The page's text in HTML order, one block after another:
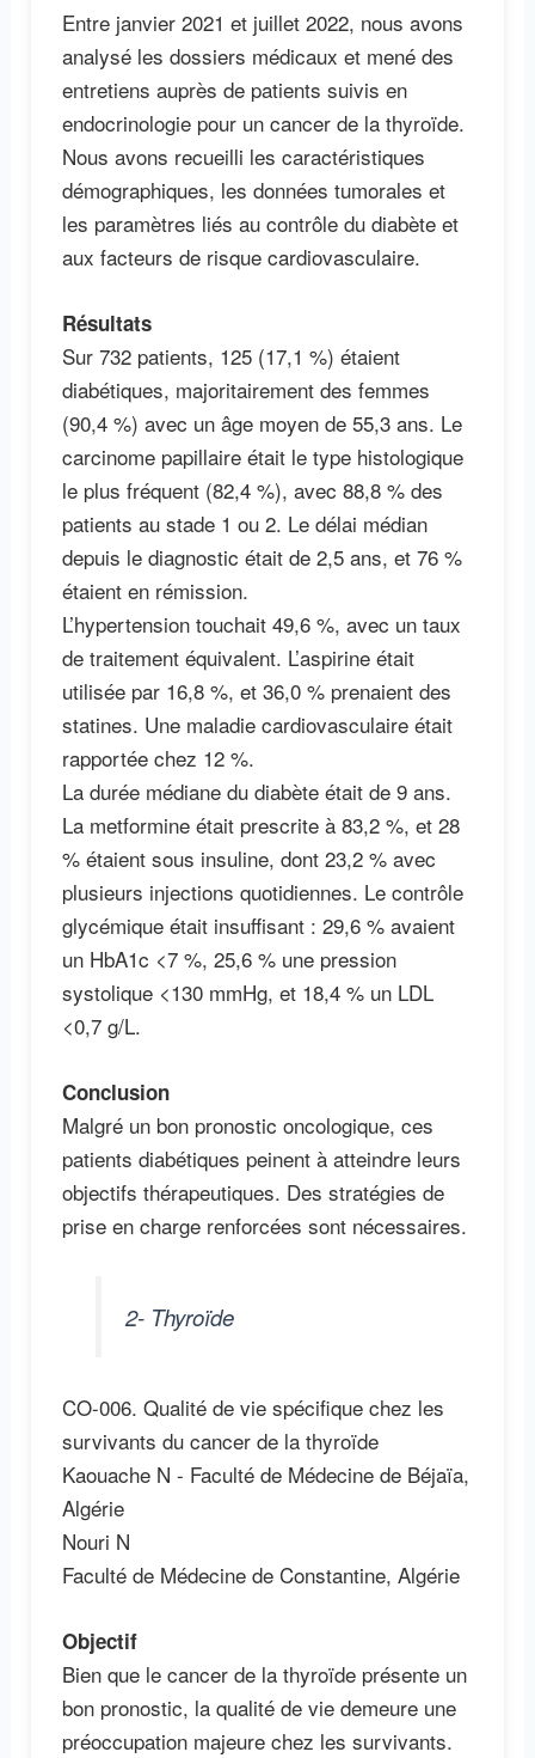
Entre janvier 2021 et juillet 2022, nous avons
analysé les dossiers médicaux et mené des
entretiens auprès de patients suivis en
endocrinologie pour un cancer de la thyroïde.
Nous avons recueilli les caractéristiques
démographiques, les données tumorales et
les paramètres liés au contrôle du diabète et
aux facteurs de risque cardiovasculaire.
Résultats
Sur 732 patients, 125 (17,1 %) étaient
diabétiques, majoritairement des femmes
(90,4 %) avec un âge moyen de 55,3 ans. Le
carcinome papillaire était le type histologique
le plus fréquent (82,4 %), avec 88,8 % des
patients au stade 1 ou 2. Le délai médian
depuis le diagnostic était de 2,5 ans, et 76 %
étaient en rémission.
L’hypertension touchait 49,6 %, avec un taux
de traitement équivalent. L’aspirine était
utilisée par 16,8 %, et 36,0 % prenaient des
statines. Une maladie cardiovasculaire était
rapportée chez 12 %.
La durée médiane du diabète était de 9 ans.
La metformine était prescrite à 83,2 %, et 28
% étaient sous insuline, dont 23,2 % avec
plusieurs injections quotidiennes. Le contrôle
glycémique était insuffisant : 29,6 % avaient
un HbA1c <7 %, 25,6 % une pression
systolique <130 mmHg, et 18,4 % un LDL
<0,7 g/L.
Conclusion
Malgré un bon pronostic oncologique, ces
patients diabétiques peinent à atteindre leurs
objectifs thérapeutiques. Des stratégies de
prise en charge renforcées sont nécessaires.
2- Thyroïde
CO-006. Qualité de vie spécifique chez les
survivants du cancer de la thyroïde
Kaouache N - Faculté de Médecine de Béjaïa,
Algérie
Nouri N
Faculté de Médecine de Constantine, Algérie
Objectif
Bien que le cancer de la thyroïde présente un
bon pronostic, la qualité de vie demeure une
préoccupation majeure chez les survivants.